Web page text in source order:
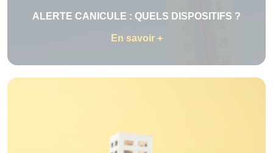
ALERTE CANICULE : QUELS DISPOSITIFS ?
En savoir +